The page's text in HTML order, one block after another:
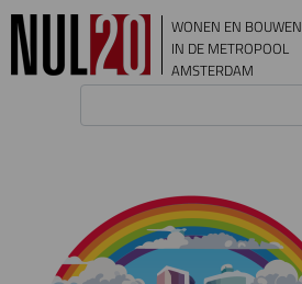
Overslaan en naar de inhoud gaan
WONEN EN BOUWEN
IN DE METROPOOL
AMSTERDAM